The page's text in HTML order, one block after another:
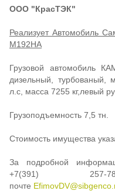
ООО "КрасТЭК"
Реализует Автомобиль
М192НА
Грузовой автомобиль
дизельный, турбованый,
л.с, масса 7255 кг,левый
Грузоподъемность 7,5 тн.
Стоимость имущества
За подробной
+7(391)
почте